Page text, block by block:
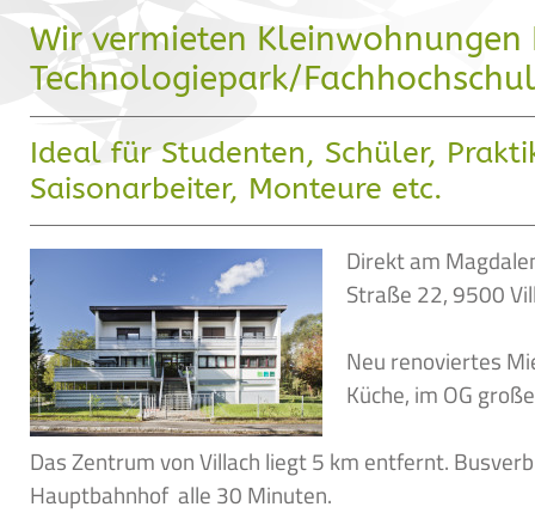
Wir vermieten Kleinwohnungen
Technologiepark/
Ideal für Studenten, Schüler,
Saisonarbeiter, Monteure etc.
Direkt am
Straße 22, 9500
Neu renoviertes
Küche, im OG
Das Zentrum von Villach liegt 5 km entfernt.
Hauptbahnhof alle 30 Minuten.